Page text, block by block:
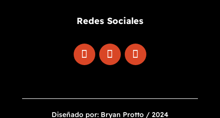
Redes Sociales
Diseñado por: Bryan Protto / 2024